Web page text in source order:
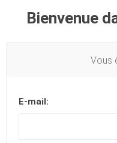
Bienvenue
Vous
E-mail: